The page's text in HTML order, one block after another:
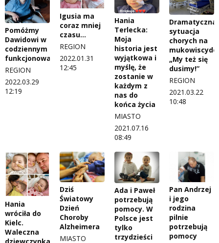
Pomóżmy
Dawidowi w
codziennym
funkcjonowaniu
REGION
2022.03.29
12:19
Igusia ma
coraz mniej
czasu…
REGION
2022.01.31
12:45
Hania
Terlecka:
Moja
historia jest
wyjątkowa i
myślę, że
zostanie w
każdym z
nas do
końca życia
MIASTO
2021.07.16
08:49
Dramatyczna
sytuacja
chorych na
„My też się
dusimy!”
REGION
2021.03.22
10:48
Hania
wróciła do
Kielc.
Waleczna
Dziś
Światowy
Dzień
Choroby
Alzheimera
MIASTO
Ada i Paweł
potrzebują
pomocy. W
Polsce jest
tylko
trzydzieści
Pan Andrzej
i jego
rodzina
pilnie
potrzebują
pomocy